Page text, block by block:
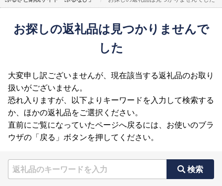
お探しの返礼品は見つかりませんで
した
大変申し訳ございませんが、現在該当する返礼品のお取り
扱いがございません。
恐れ入りますが、以下よりキーワードを入力して検索する
か、ほかの返礼品をご選択ください。
直前にご覧になっていたページへ戻るには、お使いのブラ
ウザの「戻る」ボタンを押してください。
検索